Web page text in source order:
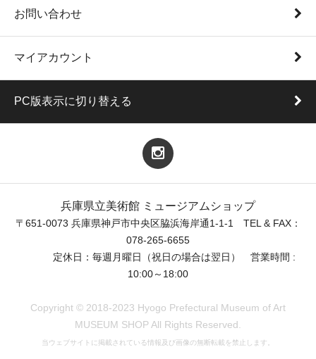
お問い合わせ
マイアカウント
PC版表示に切り替える
兵庫県立美術館 ミュージアムショップ
〒651-0073 兵庫県神戸市中央区脇浜海岸通1-1-1 TEL & FAX：
078-265-6655
定休日：毎週月曜日（祝日の場合は翌日） 営業時間 :
10:00～18:00
Copyright © 2018-2023 Hyogo Prefectural Museum of Art
MUSEUM SHOP All Rights Reserved.
当ウェブサイトに掲載されている情報及び画像の無断転載を禁止します。